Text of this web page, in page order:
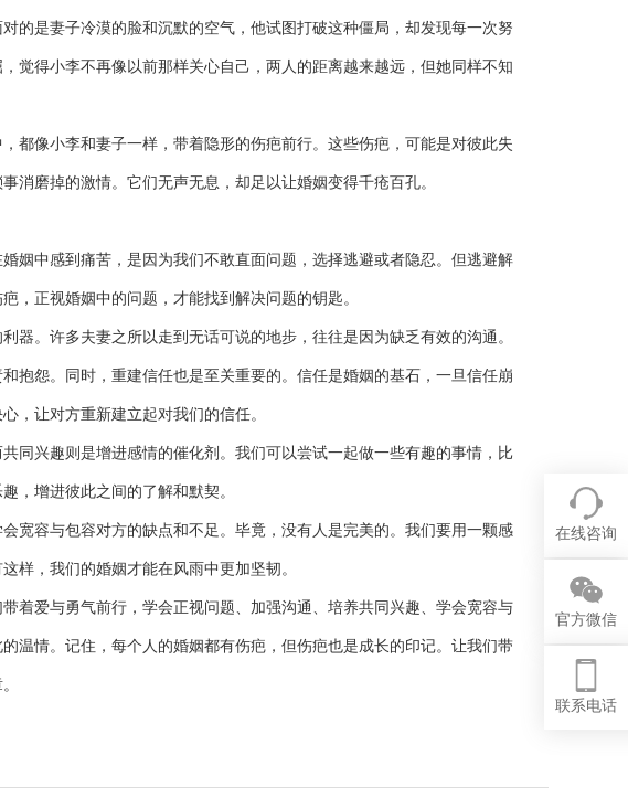
的是妻子冷漠的脸和沉默的空气，他试图打破这种僵局，却发现每一次努
觉得小李不再像以前那样关心自己，两人的距离越来越远，但她同样不知
都像小李和妻子一样，带着隐形的伤疤前行。这些伤疤，可能是对彼此失
消磨掉的激情。它们无声无息，却足以让婚姻变得千疮百孔。
姻中感到痛苦，是因为我们不敢直面问题，选择逃避或者隐忍。但逃避解
，正视婚姻中的问题，才能找到解决问题的钥匙。
器。许多夫妻之所以走到无话可说的地步，往往是因为缺乏有效的沟通。
抱怨。同时，重建信任也是至关重要的。信任是婚姻的基石，一旦信任崩
，让对方重新建立起对我们的信任。
同兴趣则是增进感情的催化剂。我们可以尝试一起做一些有趣的事情，比
，增进彼此之间的了解和默契。
宽容与包容对方的缺点和不足。毕竟，没有人是完美的。我们要用一颗感
样，我们的婚姻才能在风雨中更加坚韧。
着爱与勇气前行，学会正视问题、加强沟通、培养共同兴趣、学会宽容与
温情。记住，每个人的婚姻都有伤疤，但伤疤也是成长的印记。让我们带
在线咨询
官方微信
联系电话